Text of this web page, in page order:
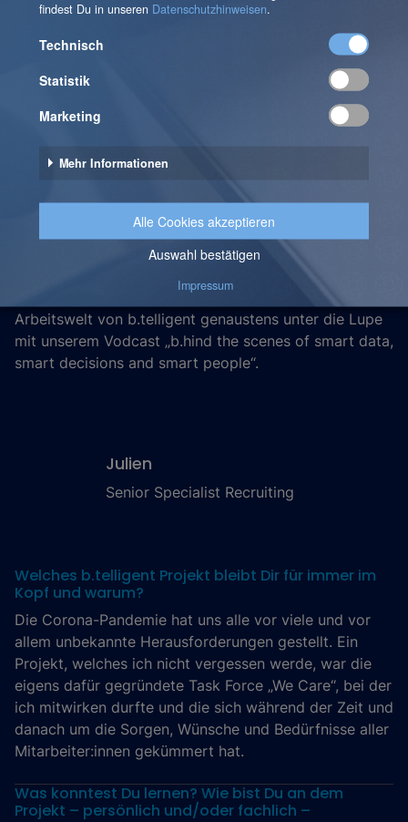
Monetäre Anreize
Wir bieten Dir ein Diensthandy, das privat genutzt
werden kann und es gibt die Möglichkeit, sich am
Unternehmenserfolg zu beteiligen.
Projects to remember
Nimm gemeinsam mit unseren Kolleg:innen die
Arbeitswelt von b.telligent genaustens unter die Lupe
mit unserem Vodcast „b.hind the scenes of smart data,
smart decisions and smart people“.
Julien
Senior Specialist Recruiting
Welches b.telligent Projekt bleibt Dir für immer im
Kopf und warum?
Die Corona-Pandemie hat uns alle vor viele und vor
allem unbekannte Herausforderungen gestellt. Ein
Projekt, welches ich nicht vergessen werde, war die
eigens dafür gegründete Task Force „We Care“, bei der
ich mitwirken durfte und die sich während der Zeit und
danach um die Sorgen, Wünsche und Bedürfnisse aller
Mitarbeiter:innen gekümmert hat.
Was konntest Du lernen? Wie bist Du an dem
Projekt – persönlich und/oder fachlich –